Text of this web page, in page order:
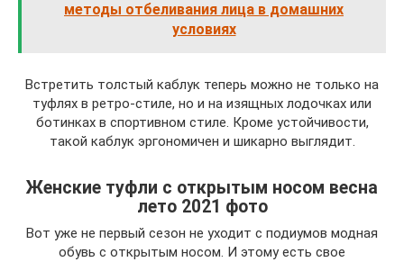
методы отбеливания лица в домашних
условиях
Встретить толстый каблук теперь можно не только на
туфлях в ретро-стиле, но и на изящных лодочках или
ботинках в спортивном стиле. Кроме устойчивости,
такой каблук эргономичен и шикарно выглядит.
Женские туфли с открытым носом весна
лето 2021 фото
Вот уже не первый сезон не уходит с подиумов модная
обувь с открытым носом. И этому есть свое